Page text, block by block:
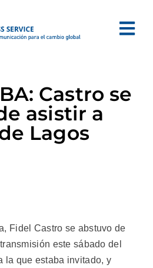
Castro se
asistir a
Lagos
Fidel Castro se abstuvo de
este sábado del
la que estaba invitado, y